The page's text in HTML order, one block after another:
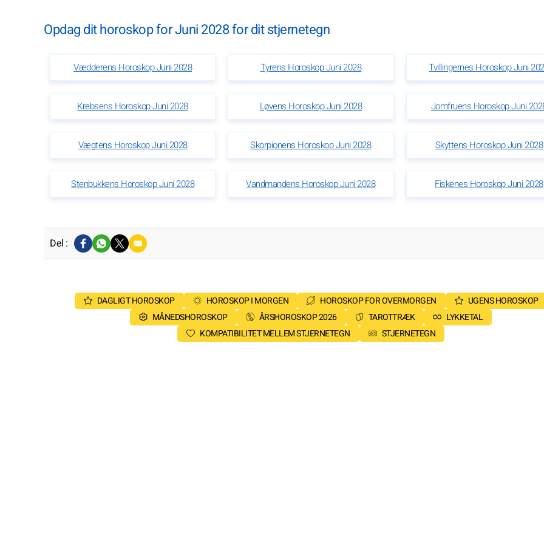
Opdag dit horoskop for Juni 2028 for dit stjernetegn
Vædderens Horoskop Juni 2028 Tyrens Horoskop Juni 2028 Tvillingernes Horoskop Juni
Krebsens Horoskop Juni 2028 Løvens Horoskop Juni 2028 Jomfruens Horoskop Juni
Vægtens Horoskop Juni 2028 Skorpionens Horoskop Juni 2028 Skyttens Horoskop Juni 2028
Stenbukkens Horoskop Juni 2028 Vandmandens Horoskop Juni 2028 Fiskenes Horoskop Juni 2028
Del :
DAGLIGT HOROSKOP HOROSKOP I MORGEN HOROSKOP FOR OVERMORGEN
UGENS HOROSKOP
MÅNEDSHOROSKOP
ÅRSHOROSKOP 2026 TAROTTRÆK
LYKKETAL
KOMPATIBILITET MELLEM STJERNETEGN
STJERNETEGN